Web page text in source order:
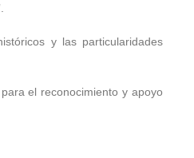
y las particularidades
el reconocimiento y apoyo